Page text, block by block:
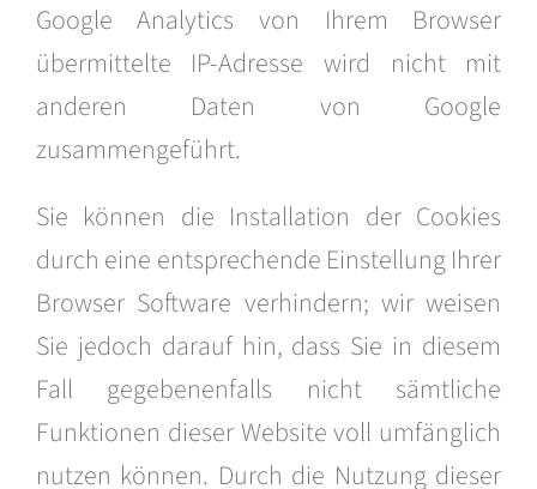
Google Analytics von Ihrem Browser
übermittelte IP-Adresse wird nicht mit
anderen Daten von Google
zusammengeführt.
Sie können die Installation der Cookies
durch eine entsprechende Einstellung Ihrer
Browser Software verhindern; wir weisen
Sie jedoch darauf hin, dass Sie in diesem
Fall gegebenenfalls nicht sämtliche
Funktionen dieser Website voll umfänglich
nutzen können. Durch die Nutzung dieser